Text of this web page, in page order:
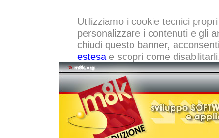
Utilizziamo i cookie tecnici
personalizzare i contenuti e gli
chiudi questo banner,
estesae scopri come